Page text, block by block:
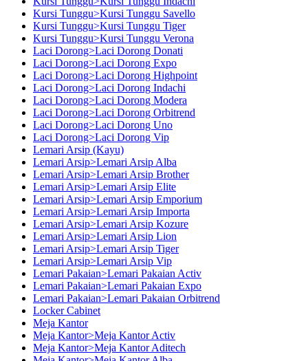
Kursi Tunggu>Kursi Tunggu Savello
Kursi Tunggu>Kursi Tunggu Tiger
Kursi Tunggu>Kursi Tunggu Verona
Laci Dorong>Laci Dorong Donati
Laci Dorong>Laci Dorong Expo
Laci Dorong>Laci Dorong Highpoint
Laci Dorong>Laci Dorong Indachi
Laci Dorong>Laci Dorong Modera
Laci Dorong>Laci Dorong Orbitrend
Laci Dorong>Laci Dorong Uno
Laci Dorong>Laci Dorong Vip
Lemari Arsip (Kayu)
Lemari Arsip>Lemari Arsip Alba
Lemari Arsip>Lemari Arsip Brother
Lemari Arsip>Lemari Arsip Elite
Lemari Arsip>Lemari Arsip Emporium
Lemari Arsip>Lemari Arsip Importa
Lemari Arsip>Lemari Arsip Kozure
Lemari Arsip>Lemari Arsip Lion
Lemari Arsip>Lemari Arsip Tiger
Lemari Arsip>Lemari Arsip Vip
Lemari Pakaian>Lemari Pakaian Activ
Lemari Pakaian>Lemari Pakaian Expo
Lemari Pakaian>Lemari Pakaian Orbitrend
Locker Cabinet
Meja Kantor
Meja Kantor>Meja Kantor Activ
Meja Kantor>Meja Kantor Aditech